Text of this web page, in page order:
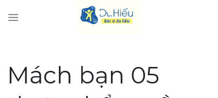
Mách bạn 05